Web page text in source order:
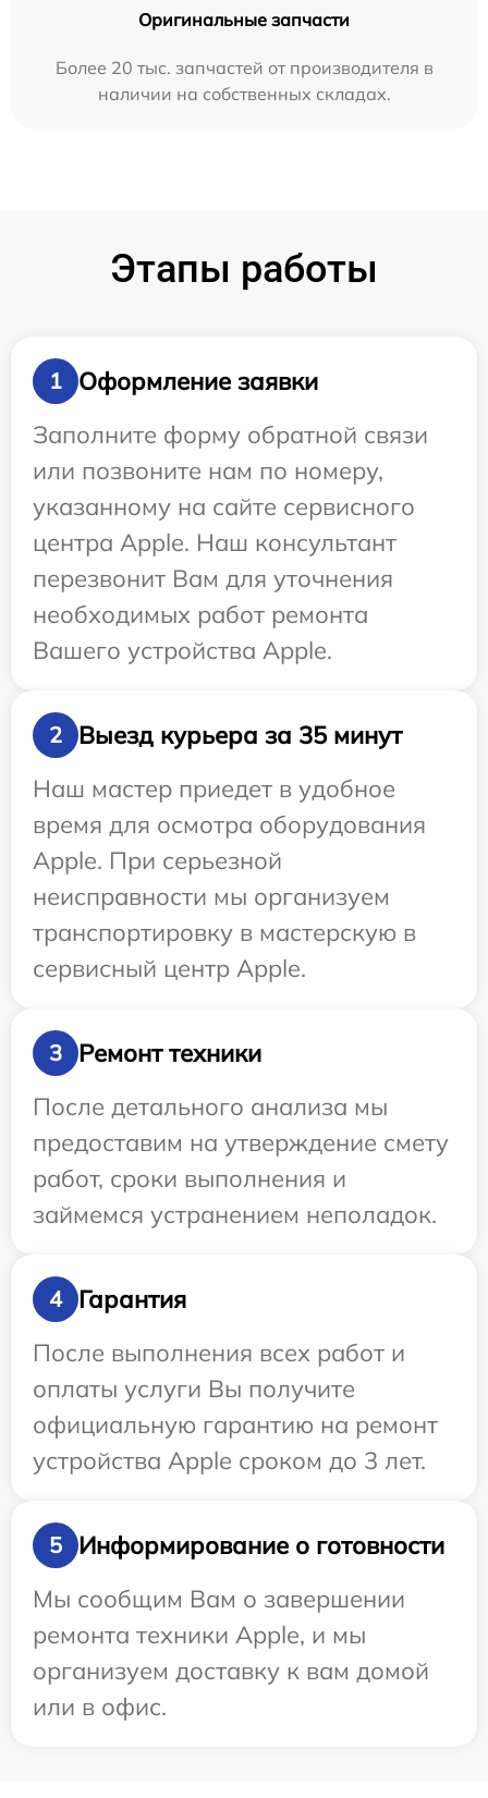
Оригинальные запчасти
Более 20 тыс. запчастей от производителя в
наличии на собственных складах.
Этапы работы
1
Оформление заявки
Заполните форму обратной связи
или позвоните нам по номеру,
указанному на сайте сервисного
центра Apple. Наш консультант
перезвонит Вам для уточнения
необходимых работ ремонта
Вашего устройства Apple.
2
Выезд курьера за 35 минут
Наш мастер приедет в удобное
время для осмотра оборудования
Apple. При серьезной
неисправности мы организуем
транспортировку в мастерскую в
сервисный центр Apple.
3
Ремонт техники
После детального анализа мы
предоставим на утверждение смету
работ, сроки выполнения и
займемся устранением неполадок.
4
Гарантия
После выполнения всех работ и
оплаты услуги Вы получите
официальную гарантию на ремонт
устройства Apple сроком до 3 лет.
5
Информирование о готовности
Мы сообщим Вам о завершении
ремонта техники Apple, и мы
организуем доставку к вам домой
или в офис.